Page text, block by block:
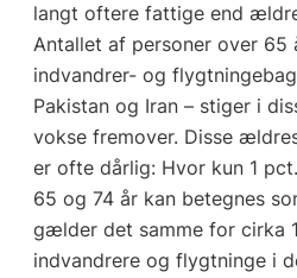
langt oftere fattige end
Antallet af personer over 65
indvandrer- og
Pakistan og Iran – stiger i
vokse fremover. Disse
er ofte dårlig: Hvor kun 1
65 og 74 år kan betegnes
gælder det samme for cirka
indvandrere og flygtninge i